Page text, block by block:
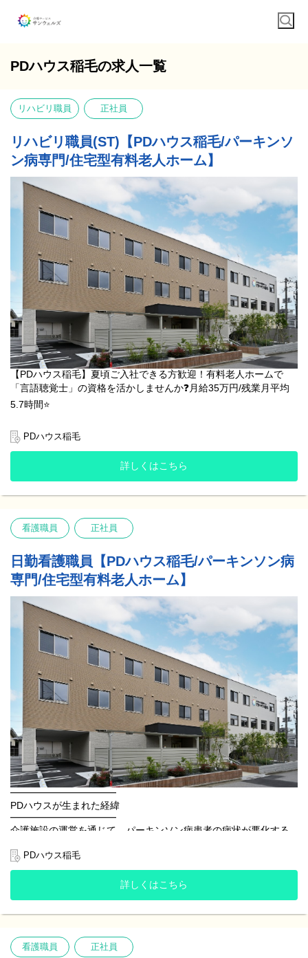
PDハウス稲毛の求人一覧
リハビリ職員 正社員
リハビリ職員(ST)【PDハウス稲毛/パーキンソ
ン病専門/住宅型有料老人ホーム】
【PDハウス稲毛】夏頃ご入社できる方歓迎！有料老人ホームで
「言語聴覚士」の資格を活かしませんか❓月給35万円/残業月平均
5.7時間⭐
⭐️ PDハウス稲毛の特徴 ⭐️
✅2025年8月にオープンしたばかり！新築で綺麗な施設で働けます
✅駅から徒歩7分！車やバイク、自転車通勤もOK◎駅前にはコンビ
ニやショッピングモールも！
✅ご利用者さま一人ひとりに寄り添うリハビリの提供を目指してま
✅レクやサークル活動など、楽しく過ごせる時間を大事にしている
施設です！
平均5.7時間／年間休日120日！
✅20代～50代のスタッフが活躍中✊️多職種での連携を大切にしてい
ます。
PDハウス稲毛は、まだオープンしてから1年に満たない施設で
日々課題もありますが、みんなで1つの施設を、そしてチームを作
っていく楽しさも感じられると思います。
ぜひ一度、施設見学にもお越しください！明るい施設の雰囲気
を、直接見て感じていただけたら嬉しいです♪
スタッフ一同、心よりお待ちしております！
⭐️ リハビリを通して「ご利用者さまの想いを叶えてあげたい」と
いう気持ちを持っているあなたへ ⭐️
PDハウス稲毛は、パーキンソン病やパーキンソン症候群をお持ち
の方が、
医療・介護・リハビリを通じて、安心して自分らしく暮らしてい
ただけるようにサポートする住まいです。
また、パーキンソン病は進行性難病にはなりますが、
私たちはご利用者さま一人ひとりの「できるようになりたい」
「今の生活を続けたい」という想いを大切にしています♫
くなる』というものはございません。
そして「リハビリ」というと、どうしても「大変…」「つら
い…」というイメージを持たれがちですが、
ご利用者さまの小さな変化や「できた」の積み重ねで、スタッフ
PDハウス稲毛
詳しくはこちら
看護職員 正社員
日勤看護職員【PDハウス稲毛/パーキンソン病
専門/住宅型有料老人ホーム】
━━━━━━━━━━━
PDハウスが生まれた経緯
━━━━━━━━━━━
介護施設の運営を通じて、パーキンソン病患者の病状が悪化する
かとのリハビリスタッフの声からPDハウスが誕生しました。
「リハビリをする機会を増やして欲しい」
「出かけたいけど1人では動けない」
「動ける時は自分で動きたい」
いくための施設です。
私たちにしかできない挑戦をこれからも続けていきます。
PDハウス稲毛
詳しくはこちら
看護職員 正社員